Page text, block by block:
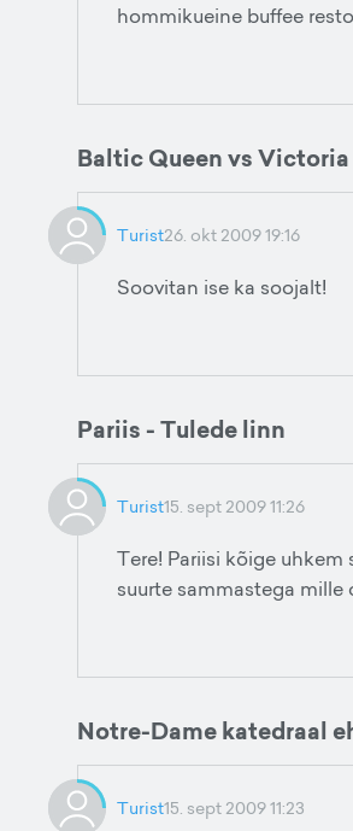
hommikueine buffee
Baltic Queen vs Victoria
Turist26. okt 2009 19:16
Soovitan ise ka soojalt!
Pariis - Tulede linn
Turist15. sept 2009 11:26
Tere! Pariisi kõige
suurte sammastega mille
Notre-Dame katedraal
Turist15. sept 2009 11:23